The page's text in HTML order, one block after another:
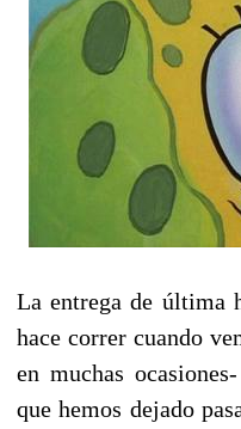
La entrega de última
hace correr cuando
en muchas
que hemos dejado